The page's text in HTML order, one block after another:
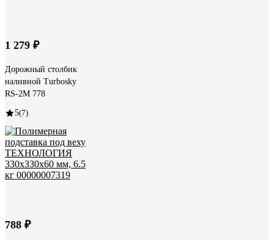
1 279 ₽
Дорожный столбик
наливной Turbosky
RS-2M 778
5(7)
788 ₽